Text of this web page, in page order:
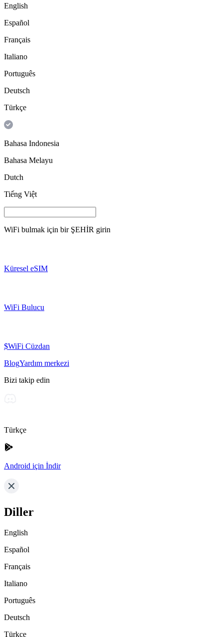
English
Español
Français
Italiano
Português
Deutsch
Türkçe
Bahasa Indonesia
Bahasa Melayu
Dutch
Tiếng Việt
WiFi bulmak için bir ŞEHİR girin
Küresel eSIM
WiFi Bulucu
$WiFi Cüzdan
BlogYardım merkezi
Bizi takip edin
Türkçe
Android için İndir
Diller
English
Español
Français
Italiano
Português
Deutsch
Türkçe